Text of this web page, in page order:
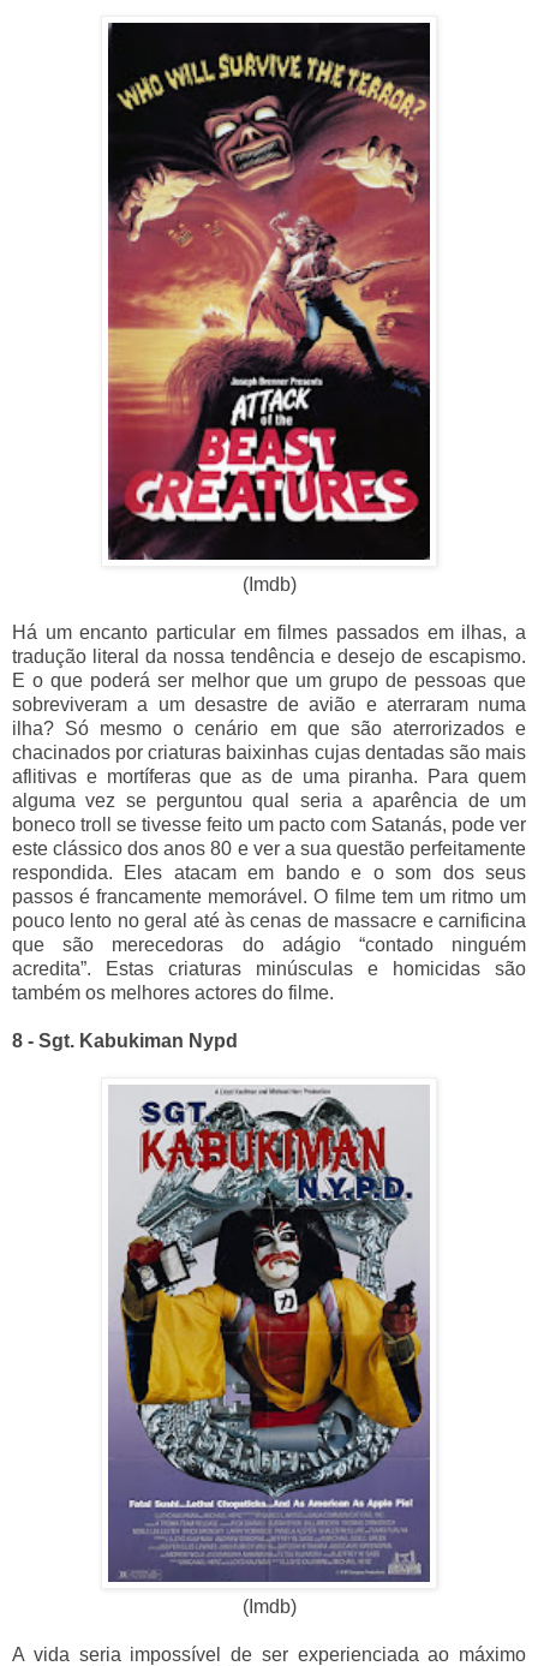
(Imdb)
Há um encanto particular em filmes passados em ilhas, a
tradução literal da nossa tendência e desejo de escapismo.
E o que poderá ser melhor que um grupo de pessoas que
sobreviveram a um desastre de avião e aterraram numa
ilha? Só mesmo o cenário em que são aterrorizados e
chacinados por criaturas baixinhas cujas dentadas são mais
aflitivas e mortíferas que as de uma piranha. Para quem
alguma vez se perguntou qual seria a aparência de um
boneco troll se tivesse feito um pacto com Satanás, pode ver
este clássico dos anos 80 e ver a sua questão perfeitamente
respondida. Eles atacam em bando e o som dos seus
passos é francamente memorável. O filme tem um ritmo um
pouco lento no geral até às cenas de massacre e carnificina
que são merecedoras do adágio “contado ninguém
acredita”. Estas criaturas minúsculas e homicidas são
também os melhores actores do filme.
8 - Sgt. Kabukiman Nypd
(Imdb)
A vida seria impossível de ser experienciada ao máximo